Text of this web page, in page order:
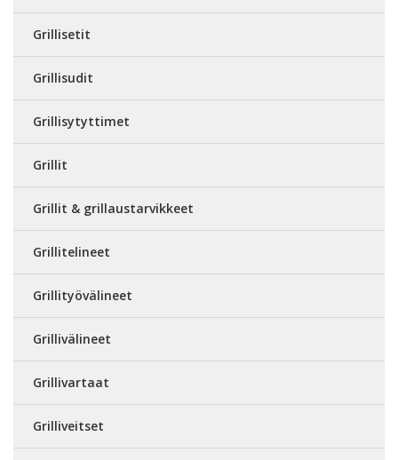
Grillisetit
Grillisudit
Grillisytyttimet
Grillit
Grillit & grillaustarvikkeet
Grillitelineet
Grillityövälineet
Grillivälineet
Grillivartaat
Grilliveitset